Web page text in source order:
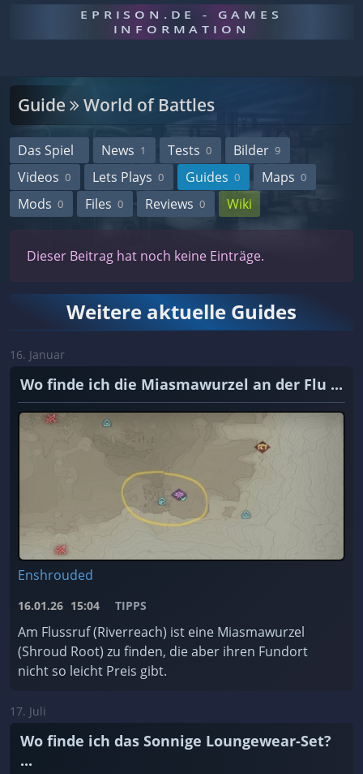
EPRISON.DE - GAMES
INFORMATION
Guide World of Battles
Das Spiel News 1 Tests 0 Bilder 9
Videos 0 Lets Plays 0 Guides 0 Maps 0
Mods 0 Files 0 Reviews 0 Wiki
Dieser Beitrag hat noch keine Einträge.
Weitere aktuelle Guides
16. Januar
Wo finde ich die Miasmawurzel an der Flu ...
Enshrouded
16.01.26 15:04 TIPPS
Am Flussruf (Riverreach) ist eine Miasmawurzel
(Shroud Root) zu finden, die aber ihren Fundort
nicht so leicht Preis gibt.
17. Juli
Wo finde ich das Sonnige Loungewear-Set?
...